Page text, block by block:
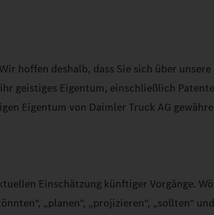
hoffen deshalb, dass Sie sich über
geistiges Eigentum, einschließlich
Eigentum von Daimler Truck AG
Einschätzung künftiger Vorgänge.
„planen“, „projizieren“, „sollten“